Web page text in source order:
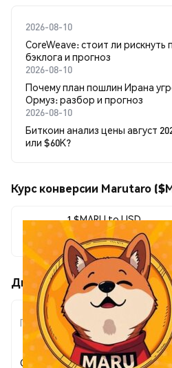
2026-08-10
CoreWeave: стоит ли
бэклога и прогноз
2026-08-10
Почему план пошлин Ирана
Ормуз: разбор и прогноз
2026-08-10
Биткоин анализ цены август
или $60K?
Курс конверсии Marutaro
1 $MARU to USD
$0.00000096
Движения цены Marutaro
Период
Изменение
суммы
Сегодня +$0.071877